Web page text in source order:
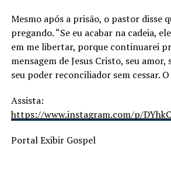
Mesmo após a prisão, o pastor disse
pregando. “Se eu acabar na cadeia,
em me libertar, porque continuarei
mensagem de Jesus Cristo, seu amor,
seu poder reconciliador sem cessar. O
Assista:
https://www.instagram.com/p/
Portal Exibir Gospel